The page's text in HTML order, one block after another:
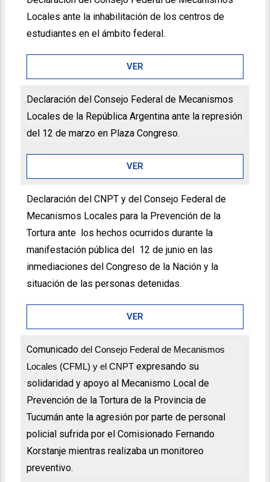
Locales ante la inhabilitación de los centros de
estudiantes en el ámbito federal.
VER
Declaración del Consejo Federal de Mecanismos
Locales de la República Argentina ante la represión
del 12 de marzo en Plaza Congreso.
VER
Declaración del CNPT y del Consejo Federal de
Mecanismos Locales para la Prevención de la
Tortura ante los hechos ocurridos durante la
manifestación pública del 12 de junio en las
inmediaciones del Congreso de la Nación y la
situación de las personas detenidas.
VER
Comunicadodel Consejo Federal de Mecanismos
Locales (CFML) y el CNPT expresando su
solidaridad y apoyo al Mecanismo Local de
Prevención de la Tortura de la Provincia de
Tucumán ante la agresión por parte de personal
policial sufrida por el Comisionado Fernando
Korstanje mientras realizaba un monitoreo
preventivo.